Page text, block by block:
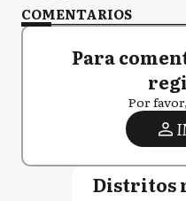
COMENTARIOS
Para
Por
Distritos